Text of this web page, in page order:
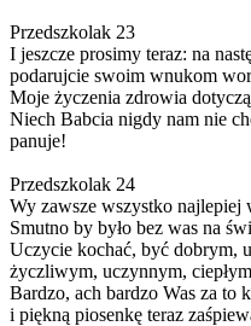
Przedszkolak 23
I jeszcze prosimy teraz: na
podarujcie swoim wnukom
Moje życzenia zdrowia
Niech Babcia nigdy nam nie
panuje!
Przedszkolak 24
Wy zawsze wszystko najlepiej
Smutno by było bez was na
Uczycie kochać, być dobrym,
życzliwym, uczynnym,
Bardzo, ach bardzo Was za to
i piękną piosenkę teraz